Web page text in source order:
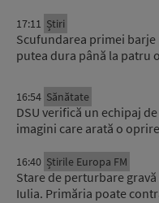
17:11 Știri
Scufundarea primei
putea dura până la patru
16:54 Sănătate
DSU verifică un echipaj
imagini care arată o
16:40 Știrile Europa FM
Stare de perturbare
Iulia. Primăria poate